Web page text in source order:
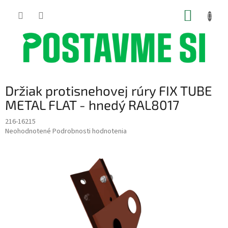
Držiak protisnehovej rúry FIX TUBE
METAL FLAT - hnedý RAL8017
216-16215
Priemerné
Neohodnotené Podrobnosti hodnotenia